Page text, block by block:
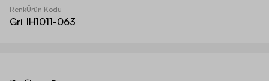
Renk
Gri
Ürün Kodu
IH1011-063